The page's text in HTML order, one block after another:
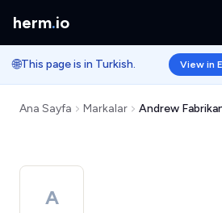
herm.io
🌐This page is in Turkish. View in
Ana Sayfa Markalar Andrew
A